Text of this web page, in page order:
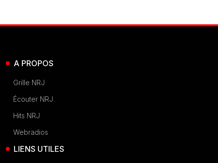
A PROPOS
Grille NRJ
Écouter NRJ
Hits NRJ
Webradios
LIENS UTILES